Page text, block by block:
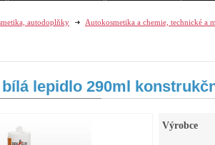
autodoplňky Autokosmetika a chemie, technické a
bílá lepidlo 290ml
Výrobce